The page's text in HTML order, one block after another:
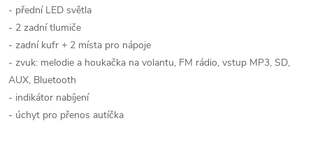
- přední LED světla
- 2 zadní tlumiče
- zadní kufr + 2 místa pro nápoje
- zvuk: melodie a houkačka na volantu, FM rádio, vstup MP3, SD,
AUX, Bluetooth
- indikátor nabíjení
- úchyt pro přenos autíčka